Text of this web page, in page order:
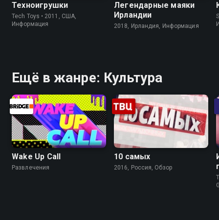
Техноигрушки
Tech Toys • 2011, США,
Информация
Легендарные маяки
Ирландии
2018, Ирландия, Информация
Ещё в жанре: Культура
Wake Up Call
Развлечения
10 самых
2016, Россия, Обзор